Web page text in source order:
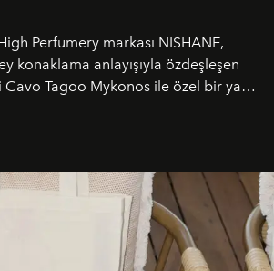
Perfumery markası NISHANE,
konaklama anlayışıyla özdeşleşen
Tagoo Mykonos ile özel bir yaz
Cavo Tagoo’daki varlığını
özel bir deneyime dönüştürüyor.